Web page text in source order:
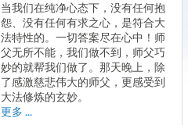
当我们在纯净心态下，没有任何抱
怨、没有任何有求之心，是符合大
法特性的。一切答案尽在心中！师
父无所不能，我们做不到，师父巧
妙的就帮我们做了。那天晚上，除
了感激慈悲伟大的师父，更感受到
大法修炼的玄妙。
更多 ...